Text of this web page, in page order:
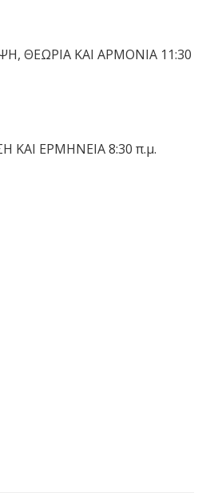
ΘΕΩΡΙΑ ΚΑΙ ΑΡΜΟΝΙΑ 11:30
ΚΑΙ ΕΡΜΗΝΕΙΑ 8:30 π.μ.